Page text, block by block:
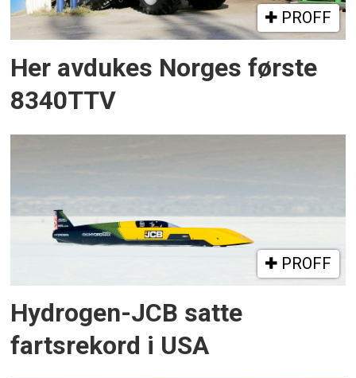
PROFF
Her avdukes Norges første
8340TTV
PROFF
Hydrogen-JCB satte
fartsrekord i USA